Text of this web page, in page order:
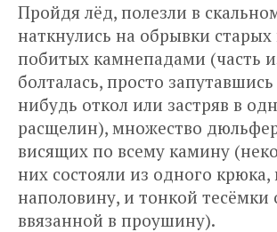
Пройдя лёд, полезли в
наткнулись на обрывки старых
побитых камнепадами (часть
болталась, просто
нибудь откол или застряв в
расщелин), множество
висящих по всему камину
них состояли из одного крюка,
наполовину, и тонкой тесёмки
ввязанной в проушину).